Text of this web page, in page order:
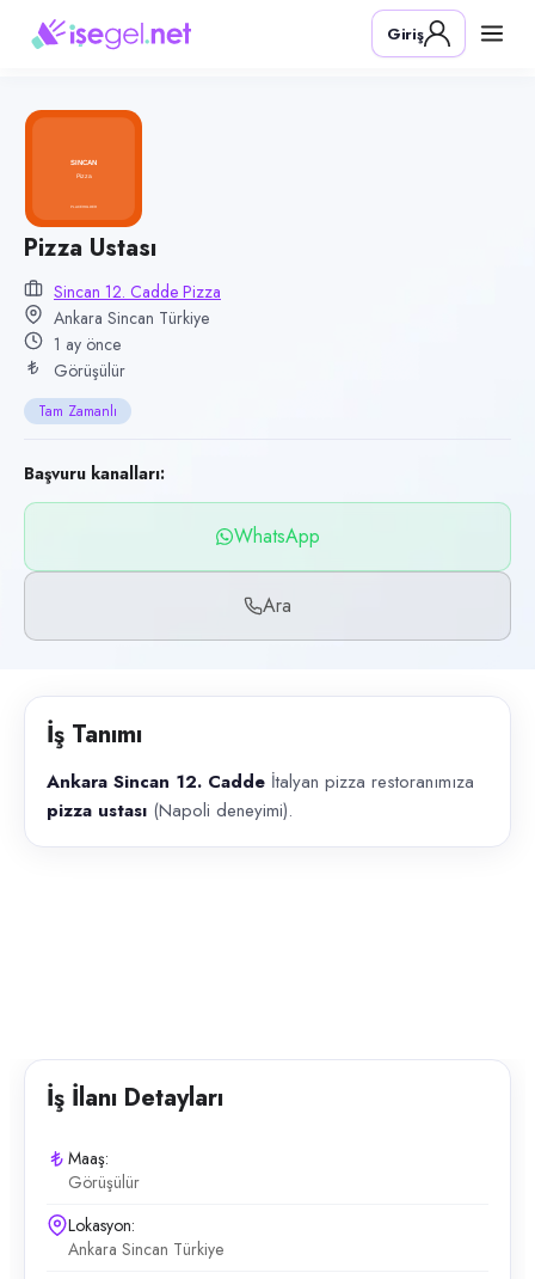
Pozisyon
Pizza Ustası
Sincan 12. Cadde Pizza
Kategori
Yiyecek & İçecek (Restoran/Cafe)
Konum
Sincan, Ankara
Çalışma şekli
Tam Zamanlı
Yayın tarihi
29 Haziran 2026
Son geçerlilik
23 Ekim 2026
WhatsApp, Telefon
İlan açıklaması
Giriş
Pizza Ustası
Sincan 12. Cadde Pizza
Ankara Sincan Türkiye
1 ay önce
Görüşülür
Tam Zamanlı
Başvuru kanalları:
WhatsApp
Ara
İş Tanımı
Ankara Sincan 12. Cadde İtalyan pizza restoranımıza
pizza ustası (Napoli deneyimi).
İş İlanı Detayları
Maaş:
Görüşülür
Lokasyon:
Ankara Sincan Türkiye